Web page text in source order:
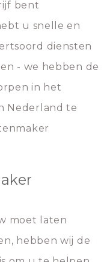
bent
u snelle en
diensten
- we hebben de
in het
Nederland te
moet laten
hebben wij de